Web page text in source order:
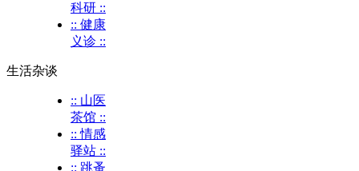
科研 ::
:: 健康
义诊 ::
生活杂谈
:: 山医
茶馆 ::
:: 情感
驿站 ::
:: 跳蚤